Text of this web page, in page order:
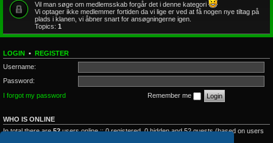
Vil man søge om medlemsskab forgår det i denne kategori
Vi optager ikke medlemmer fortiden da vi lige er ved at få nogen nye tiltag på
plads i klanen, vi åbner snart for ansøgningerne igen.
Topics: 1
LOGIN • REGISTER
Username:
Password:
I forgot my password
Remember me
WHO IS ONLINE
In total there are52users online :: 0 registered, 0 hidden and 52 guests (based on users